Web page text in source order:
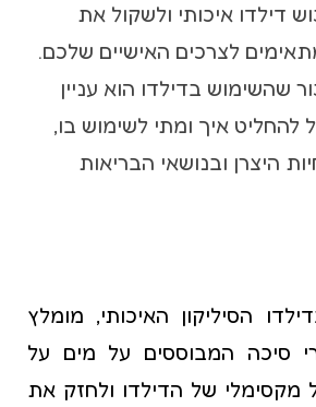
דילדו איכותי ולשקול את
לצרכים האישיים שלכם.
שהשימוש בדילדו הוא עניין
להחליט איך ומתי לשימוש בו,
היצרן ובנושאי הבריאות
הסיליקון האיכותי, מומלץ
סיכה המבוססים על מים על
מקסימלי של הדילדו ולחזק את